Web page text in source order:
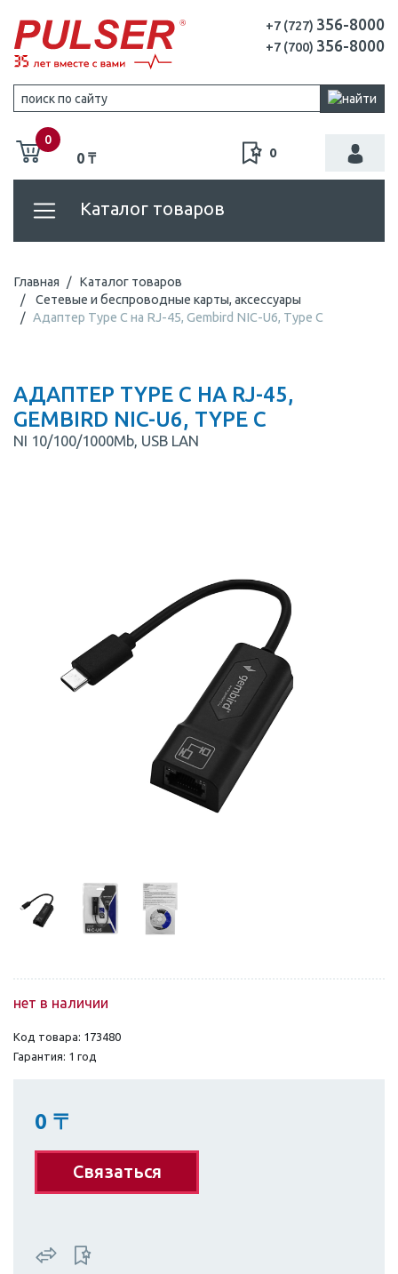
+7 (727) 356-8000
+7 (700) 356-8000
0
0 ₸ 0
Каталог товаров
Главная
Каталог товаров
Сетевые и беспроводные карты, аксессуары
Адаптер Type C на RJ-45, Gembird NIC-U6, Type C
АДАПТЕР TYPE C НА RJ-45,
GEMBIRD NIC-U6, TYPE C
NI 10/100/1000Mb, USB LAN
нет в наличии
Код товара: 173480
Гарантия: 1 год
0 〒
Связаться